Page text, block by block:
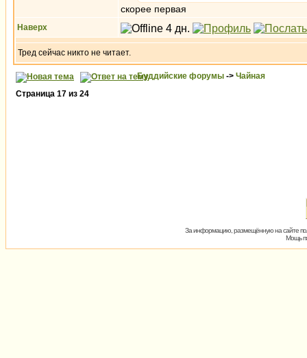
скорее первая
Наверх
Тред сейчас никто не читает.
Буддийские форумы -> Чайная
Страница 17 из 24
За информацию, размещённую на сайте
Мощь